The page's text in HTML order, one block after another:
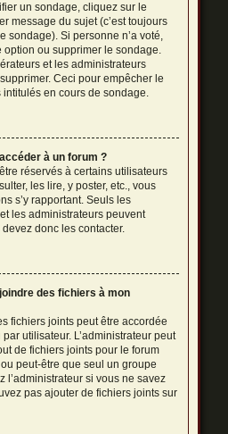
un sondage, cliquez sur le
message du sujet (c’est toujours
sondage). Si personne n’a voté,
option ou supprimer le sondage.
et les administrateurs
Ceci pour empêcher le
en cours de sondage.
à un forum ?
réservés à certains utilisateurs
les lire, y poster, etc., vous
s’y rapportant. Seuls les
les administrateurs peuvent
donc les contacter.
des fichiers à mon
fichiers joints peut être accordée
utilisateur. L’administrateur peut
de fichiers joints pour le forum
peut-être que seul un groupe
l’administrateur si vous ne savez
pas ajouter de fichiers joints sur